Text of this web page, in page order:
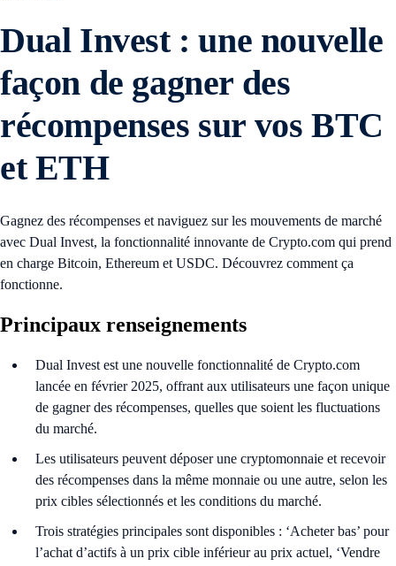
Dual Invest : une nouvelle
façon de gagner des
récompenses sur vos BTC
et ETH
Gagnez des récompenses et naviguez sur les mouvements de marché
avec Dual Invest, la fonctionnalité innovante de Crypto.com qui prend
en charge Bitcoin, Ethereum et USDC. Découvrez comment ça
fonctionne.
Principaux renseignements
Dual Invest est une nouvelle fonctionnalité de Crypto.com
lancée en février 2025, offrant aux utilisateurs une façon unique
de gagner des récompenses, quelles que soient les fluctuations
du marché.
Les utilisateurs peuvent déposer une cryptomonnaie et recevoir
des récompenses dans la même monnaie ou une autre, selon les
prix cibles sélectionnés et les conditions du marché.
Trois stratégies principales sont disponibles : ‘Acheter bas’ pour
l’achat d’actifs à un prix cible inférieur au prix actuel, ‘Vendre